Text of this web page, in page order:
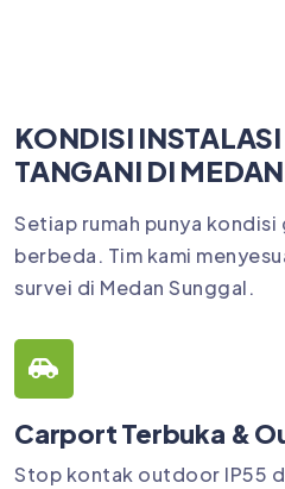
KONDISI
TANGANI DI
Setiap rumah punya
berbeda. Tim kami
survei di Medan Sunggal.
Carport Terbuka &
Stop kontak outdoor IP55